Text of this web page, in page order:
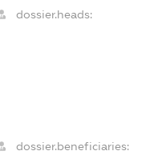
dossier.heads:
dossier.beneficiaries: